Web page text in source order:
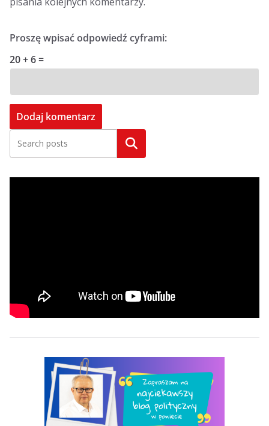
Proszę wpisać odpowiedź cyframi:
20 + 6 =
Szukaj